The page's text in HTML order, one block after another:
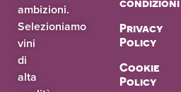
ambizioni.
Selezioniamo
vini
di
alta
condizioni
Privacy
Policy
Cookie
Policy